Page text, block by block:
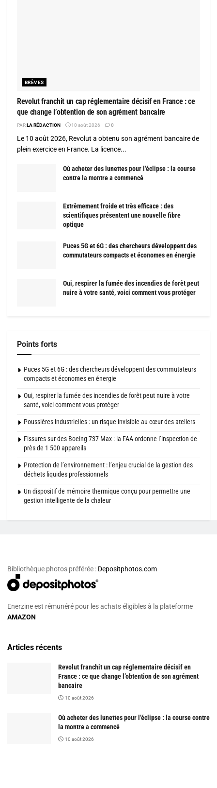
BRÈVES
Revolut franchit un cap réglementaire décisif en France : ce
que change l’obtention de son agrément bancaire
PARLA RÉDACTION 10 août 2026 0
Le 10 août 2026, Revolut a obtenu son agrément bancaire de
plein exercice en France. La licence...
Où acheter des lunettes pour l’éclipse : la course
contre la montre a commencé
Extrêmement froide et très efficace : des
scientifiques présentent une nouvelle fibre
optique
Puces 5G et 6G : des chercheurs développent des
commutateurs compacts et économes en énergie
Oui, respirer la fumée des incendies de forêt peut
nuire à votre santé, voici comment vous protéger
Points forts
Puces 5G et 6G : des chercheurs développent des commutateurs
compacts et économes en énergie
Oui, respirer la fumée des incendies de forêt peut nuire à votre
santé, voici comment vous protéger
Poussières industrielles : un risque invisible au cœur des ateliers
Fissures sur des Boeing 737 Max : la FAA ordonne l’inspection de
près de 1 500 appareils
Protection de l’environnement : l’enjeu crucial de la gestion des
déchets liquides professionnels
Un dispositif de mémoire thermique conçu pour permettre une
gestion intelligente de la chaleur
Bibliothèque photos préférée : Depositphotos.com
Enerzine est rémunéré pour les achats éligibles à la plateforme
AMAZON
Articles récents
Revolut franchit un cap réglementaire décisif en
France : ce que change l’obtention de son agrément
bancaire
10 août 2026
Où acheter des lunettes pour l’éclipse : la course contre
la montre a commencé
10 août 2026